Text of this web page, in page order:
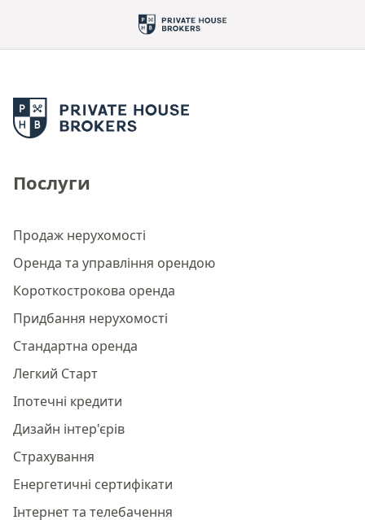
Послуги
Продаж нерухомості
Оренда та управління орендою
Короткострокова оренда
Придбання нерухомості
Стандартна оренда
Легкий Старт
Іпотечні кредити
Дизайн інтер'єрів
Страхування
Енергетичні сертифікати
Інтернет та телебачення